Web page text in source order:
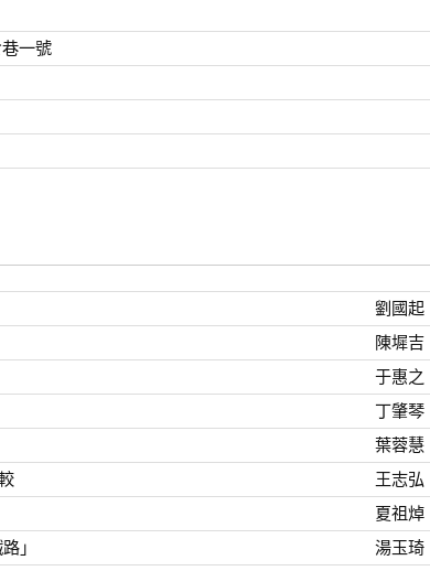
一號
劉國起
陳墀吉
于惠之
丁肇琴
葉蓉慧
王志弘
夏祖焯
」
湯玉琦